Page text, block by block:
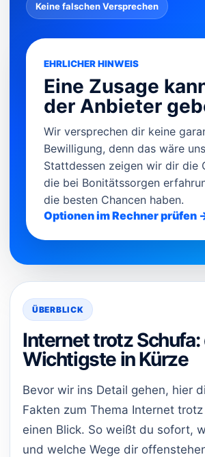
Keine falschen Versprechen
EHRLICHER HINWEIS
Eine Zusage
der Anbieter
Wir versprechen dir keine
Bewilligung, denn das wäre
Stattdessen zeigen wir dir die
die bei Bonitätssorgen
die besten Chancen haben.
Optionen im Rechner prüfen
ÜBERBLICK
Internet trotz Schufa:
Wichtigste in Kürze
Bevor wir ins Detail gehen, hier
Fakten zum Thema Internet
einen Blick. So weißt du sofort,
und welche Wege dir